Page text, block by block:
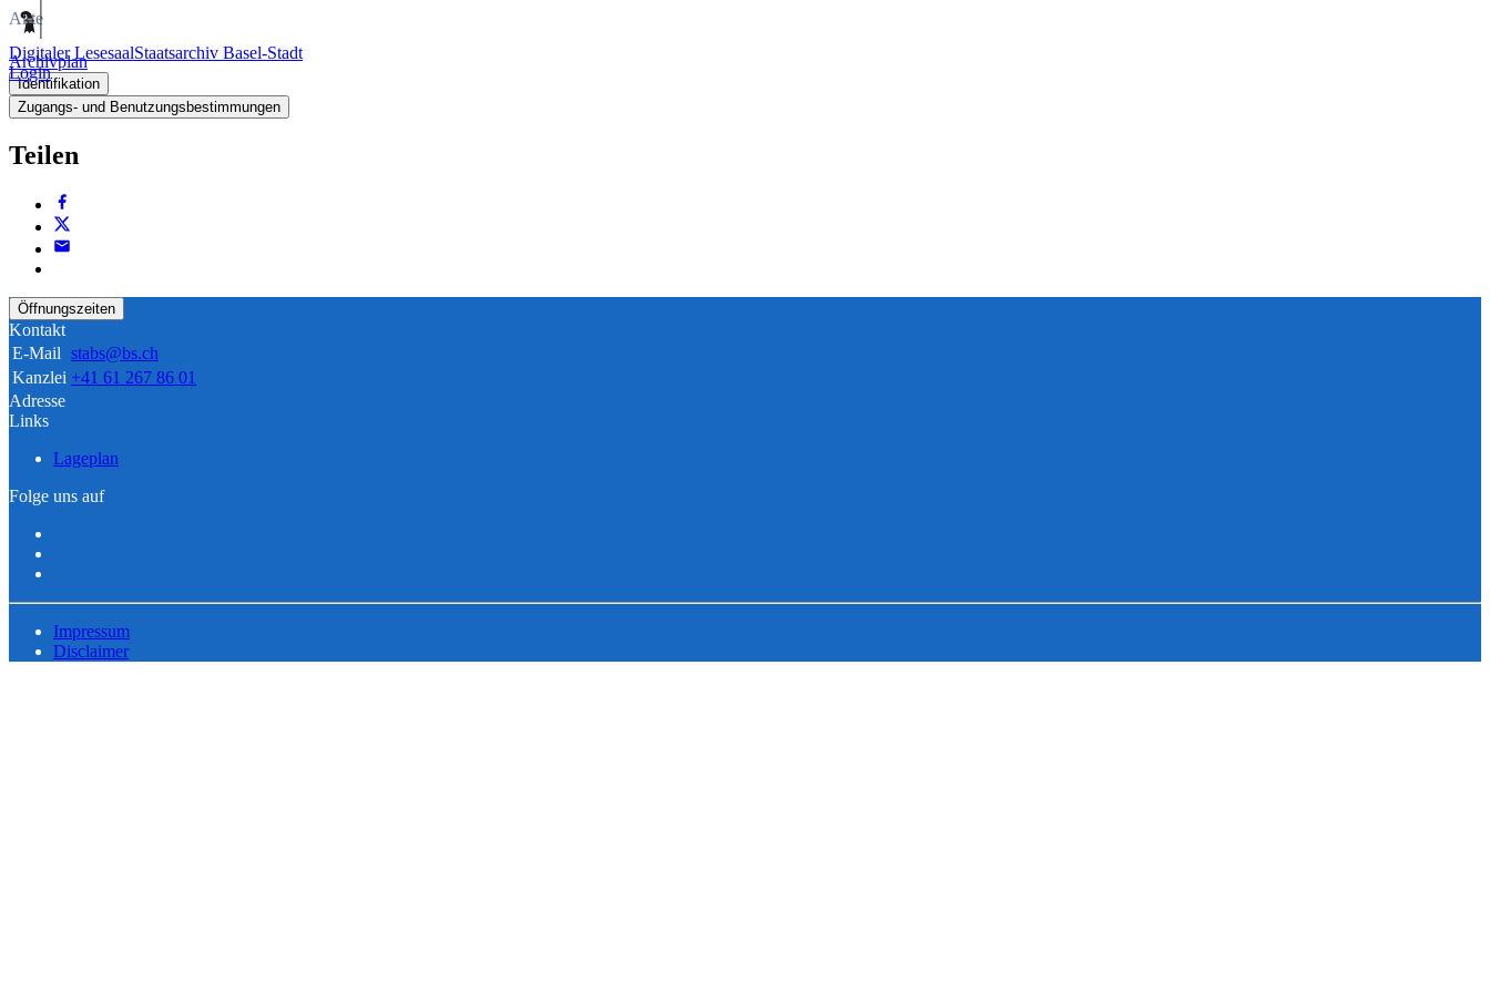
Digitaler LesesaalStaatsarchiv Basel-Stadt
Login
Akte
Archivplan
Identifikation
Zugangs- und Benutzungsbestimmungen
Teilen
Öffnungszeiten
Kontakt
E-Mail stabs@bs.ch
Kanzlei +41 61 267 86 01
Adresse
Links
Lageplan
Folge uns auf
Impressum
Disclaimer